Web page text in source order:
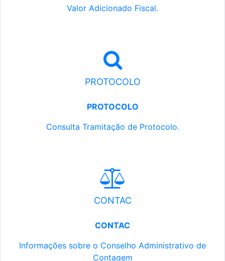
Valor Adicionado Fiscal.
PROTOCOLO
PROTOCOLO
Consulta Tramitação de Protocolo.
CONTAC
CONTAC
Informações sobre o Conselho Administrativo de
Contagem